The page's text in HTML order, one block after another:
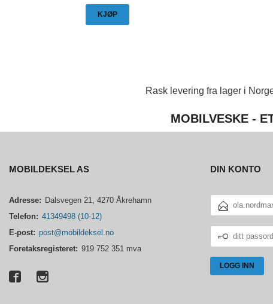
KJØP
Rask levering fra lager i
MOBILVESKE -
MOBILDEKSEL AS
Adresse: Dalsvegen 21, 4270 Åkrehamn
Telefon: 41349498 (10-12)
E-post: post@mobildeksel.no
Foretaksregisteret: 919 752 351 mva
DIN KONTO
POSTADRESSE
PASSORD